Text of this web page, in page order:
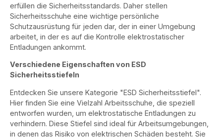
erfüllen die Sicherheitsstandards. Daher stellen
Sicherheitsschuhe eine wichtige persönliche
Schutzausrüstung für jeden dar, der in einer Umgebung
arbeitet, in der es auf die Kontrolle elektrostatischer
Entladungen ankommt.
Verschiedene Eigenschaften von ESD
Sicherheitsstiefeln
Entdecken Sie unsere Kategorie "ESD Sicherheitsstiefel".
Hier finden Sie eine Vielzahl Arbeitsschuhe, die speziell
entworfen wurden, um elektrostatische Entladungen zu
verhindern. Diese Stiefel sind ideal für Arbeitsumgebungen,
in denen das Risiko von elektrischen Schäden besteht. Sie